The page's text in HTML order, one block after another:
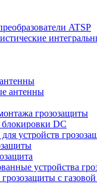
ATSP
антенны
грозозащиты
DC
устройств
устройства
грозозащиты с